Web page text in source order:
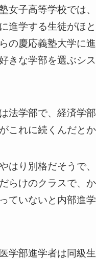
女子高等学校では
進学する生徒がほと
の慶応義塾大学に進
きな学部を選ぶシ
法学部で、経済学
これに続くんだとか
はり別格だそうで
らけのクラスで、
ていないと内部進
学部進学者は同級